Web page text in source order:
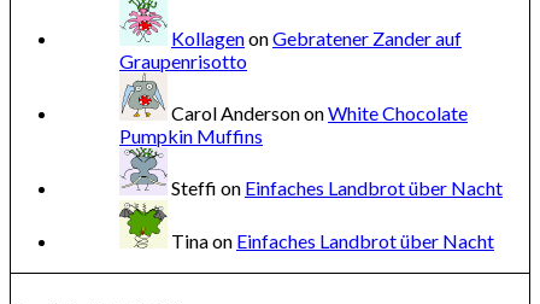
KollagenonGebratener Zander auf
Graupenrisotto
Carol AndersononWhite Chocolate
Pumpkin Muffins
Steffi on Einfaches Landbrot über Nacht
Tinaon Einfaches Landbrot über Nacht